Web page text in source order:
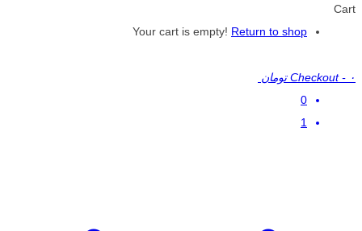
Cart
Your cart is empty! Return to shop
Checkout - ۰ تومان
0
1